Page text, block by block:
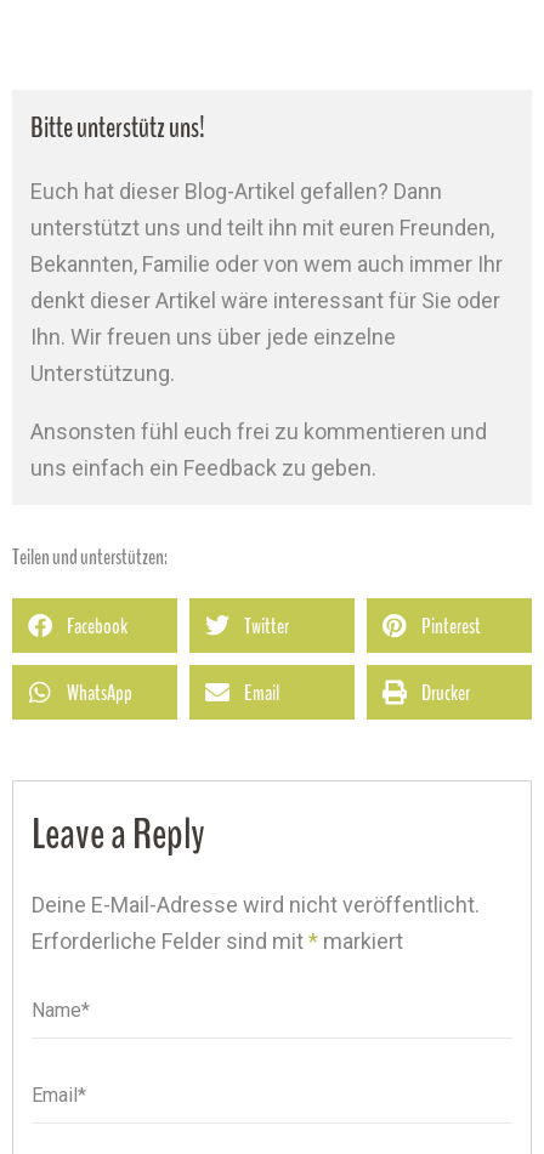
Bitte unterstütz uns!
Euch hat dieser Blog-Artikel gefallen? Dann
unterstützt uns und teilt ihn mit euren Freunden,
Bekannten, Familie oder von wem auch immer Ihr
denkt dieser Artikel wäre interessant für Sie oder
Ihn. Wir freuen uns über jede einzelne
Unterstützung.
Ansonsten fühl euch frei zu kommentieren und
uns einfach ein Feedback zu geben.
Teilen und unterstützen:
Facebook Twitter Pinterest
WhatsApp Email Drucker
Leave a Reply
Deine E-Mail-Adresse wird nicht veröffentlicht.
Erforderliche Felder sind mit* markiert
Name*
Name
Email*
Email